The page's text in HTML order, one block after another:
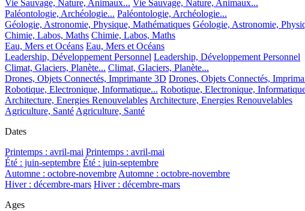
Vie Sauvage, Nature, Animaux... Vie Sauvage, Nature, Animaux...
Paléontologie, Archéologie... Paléontologie, Archéologie...
Géologie, Astronomie, Physique, Mathématiques Géologie, Astronomie,
Chimie, Labos, Maths Chimie, Labos, Maths
Eau, Mers et Océans Eau, Mers et Océans
Leadership, Développement Personnel Leadership, Développement Personnel
Climat, Glaciers, Planète... Climat, Glaciers, Planète...
Drones, Objets Connectés, Imprimante 3D Drones, Objets Connectés,
Robotique, Electronique, Informatique... Robotique, Electronique,
Architecture, Energies RenouvelablesArchitecture, Energies Renouvelables
Agriculture, SantéAgriculture, Santé
Dates
Printemps : avril-mai Printemps : avril-mai
Été : juin-septembre Été : juin-septembre
Automne : octobre-novembreAutomne : octobre-novembre
Hiver : décembre-mars Hiver : décembre-mars
Ages